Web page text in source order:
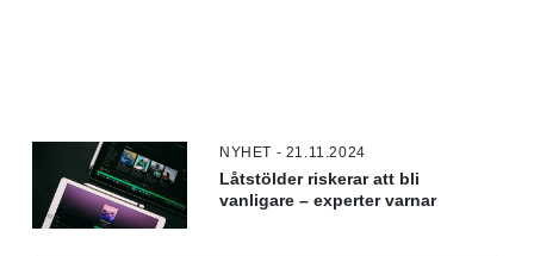
NYHET - 21.11.2024
Låtstölder riskerar att bli
vanligare – experter varnar